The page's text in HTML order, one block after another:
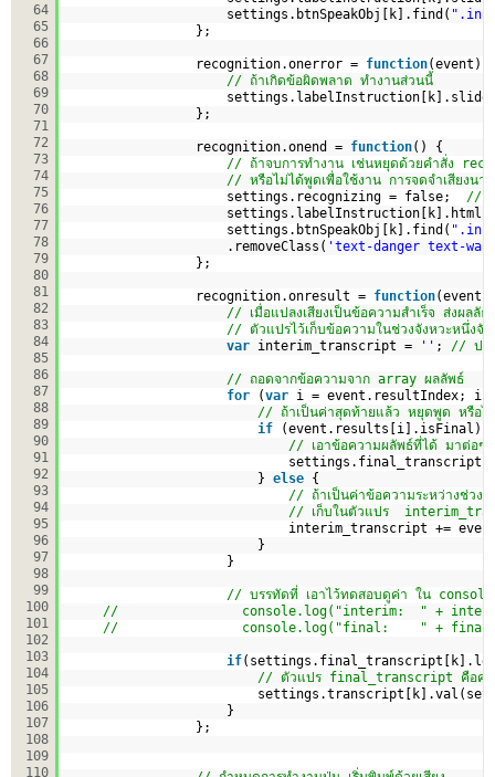
64
65
66
67
68
69
70
71
72
73
74
75
76
77
78
79
80
81
82
83
84
85
86
87
88
89
90
91
92
93
94
95
96
97
98
99
100
101
102
103
104
105
106
107
108
109
110
settings.btnSpeakObj[k].find(
};
recognition.onerror = function(event)
// ถ้าเกิดข้อผิดพลาด ทำงานส่วนนี้
};
recognition.onend = function() {
// ถ้าจบการทำงาน เช่นหยุดด้วยคำสั่ง
// หรือไม่ได้พูดเพื่อใช้งาน การจดจำเสียงนา
settings.recognizing = false; // ก
settings.labelInstruction[k].html(
settings.btnSpeakObj[k].find(
.removeClass( 'text-danger text-
};
recognition.onresult = function
// เมื่อแปลงเสียงเป็นข้อความสำเร็จ ส่งผลลัธ์
// ตัวแปรไว้เก็บข้อความในช่วงจังหวะหนึ่งจั
var interim_transcript = '' ; // ปก
// ถอดจากข้อความจาก array ผลลัพธ์
for
(var i = event.resultIndex; i
// ถ้าเป็นค่าสุดท้ายแล้ว หยุดพูด หรือไ
if
(event.results[i].isFinal)
// เอาข้อความผลัพธ์ที่ได้ มาต่อ
} else {
// ถ้าเป็นค่าข้อความระหว่างช่วง
// เก็บในตัวแปร
interim_transcript +=
}
}
// บรรทัดที่ เอาไว้ทดสอบดูค่า ใน console
//                console.log("interim:  " +
//                console.log("final:    " +
if
// ตัวแปร final_transcript คือค่าข้อ
}
};